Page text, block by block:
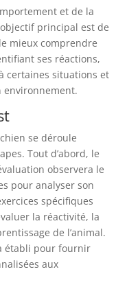
et de la
principal est de
mieux comprendre
ses réactions,
certaines situations et
environnement.
se déroule
Tout d’abord, le
observera le
pour analyser son
spécifiques
la réactivité, la
de l’animal.
établi pour fournir
aux